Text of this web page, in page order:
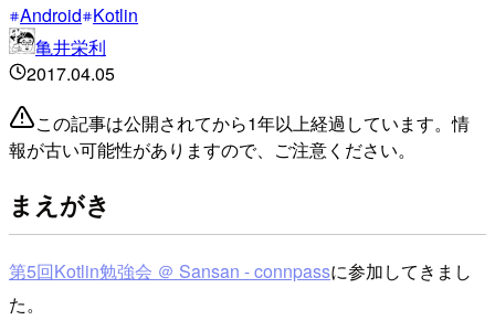
Android Kotlin
亀井栄利
2017.04.05
この記事は公開されてから1年以上経過しています。情
報が古い可能性がありますので、ご注意ください。
まえがき
第5回Kotlin勉強会 ＠ Sansan - connpassに参加してきまし
た。